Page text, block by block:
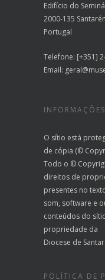
Edifício do
2000-135
Portugal
Telefone: [+351]
Email:
O sítio está
de cópia (©
Todo o ©
direitos de
presentes no
som, software e
conteúdos do
propriedade da
Diocese de
POLÍTICA DE